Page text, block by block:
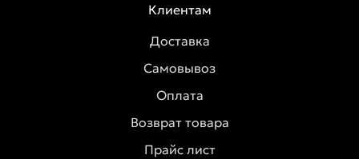
Клиентам
Доставка
Самовывоз
Оплата
Возврат товара
Прайс лист